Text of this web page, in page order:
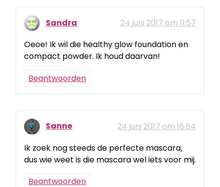
Sandra
24 juni 2017 om 11:57
Oeoe! Ik wil die healthy glow foundation en
compact powder. Ik houd daarvan!
Beantwoorden
Sanne
24 juni 2017 om 18:54
Ik zoek nog steeds de perfecte mascara,
dus wie weet is die mascara wel iets voor mij.
Beantwoorden